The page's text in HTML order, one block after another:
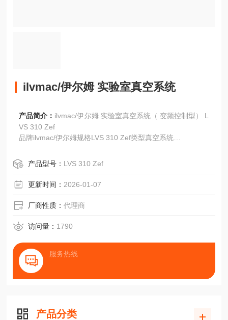
ilvmac/伊尔姆 实验室真空系统
产品简介： ilvmac/伊尔姆 实验室真空系统（ 变频控制型） L
VS 310 Zef
品牌ilvmac/伊尔姆规格LVS 310 Zef类型真空系统
产品型号： LVS 310 Zef
更新时间： 2026-01-07
厂商性质：代理商
访问量： 1790
服务热线
产品分类